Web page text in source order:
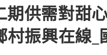
供需對甜
村振興在線